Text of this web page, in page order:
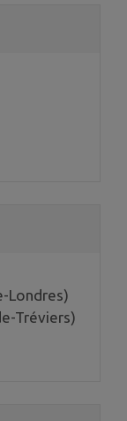
Londres)
Tréviers)